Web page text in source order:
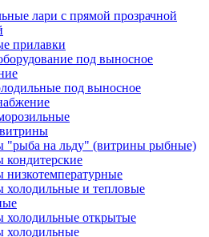
лари с прямой прозрачной
прилавки
под выносное
под выносное
"рыба на льду" (витрины рыбные)
холодильные и тепловые
холодильные открытые
холодильные